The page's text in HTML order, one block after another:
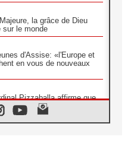
la grâce de Dieu
sur le monde
d'Assise: «l'Europe et
en vous de nouveaux
Pizzaballa affirme que
la paix»